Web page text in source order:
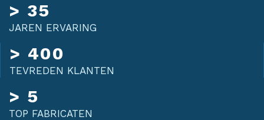
> 35
JAREN ERVARING
> 400
TEVREDEN KLANTEN
> 5
TOP FABRICATEN